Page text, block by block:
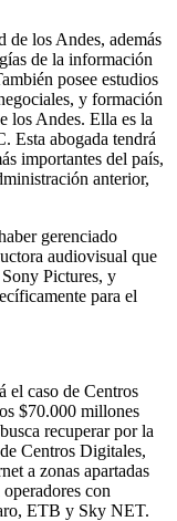
de los Andes, además
de la información
posee estudios
y formación
los Andes. Ella es la
Esta abogada tendrá
importantes del país,
anterior,
gerenciado
audiovisual que
Pictures, y
para el
el caso de Centros
$70.000 millones
recuperar por la
Centros Digitales,
a zonas apartadas
con
ETB y Sky NET.